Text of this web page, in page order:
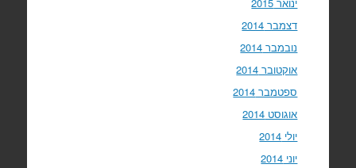
דצמבר 2014
נובמבר 2014
אוקטובר 2014
ספטמבר 2014
אוגוסט 2014
יולי 2014
יוני 2014